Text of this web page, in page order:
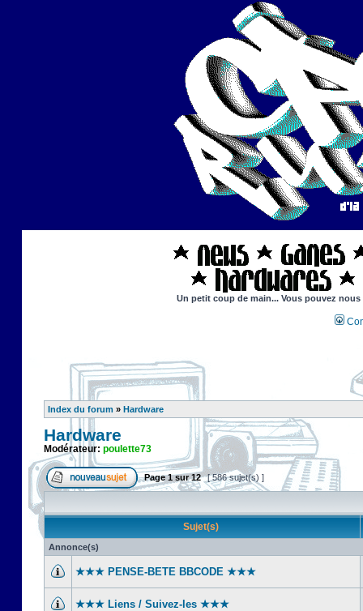
Un petit coup de main... Vous pouvez
Index du forum » Hardware
Hardware
Modérateur: poulette73
Page1sur12 [ 586 sujet(s) ]
Sujet(s)
Annonce(s)
★★★ PENSE-BETE BBCODE ★★★
★★★ Liens / Suivez-les ★★★